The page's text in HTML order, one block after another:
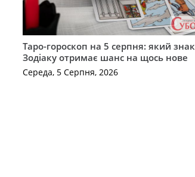
Таро-гороскоп на 5 серпня: який знак
Зодіаку отримає шанс на щось нове
Середа, 5 Серпня, 2026